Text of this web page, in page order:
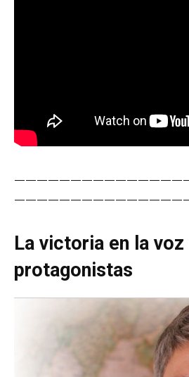
La victoria en la voz
protagonistas